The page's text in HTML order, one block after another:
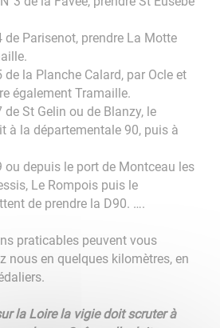
de Parisenot, prendre La Motte
de la Planche Calard, par Ocle et
également Tramaille.
de St Gelin ou de Blanzy, le
à la départementale 90, puis à
ou depuis le port de Montceau les
Le Rompois puis le
de prendre la D90. ….
praticables peuvent vous
nous en quelques kilomètres, en
la Loire la vigie doit scruter à